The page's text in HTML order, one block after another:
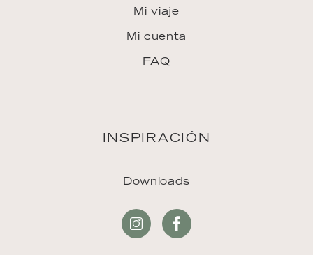
Mi viaje
Mi cuenta
FAQ
INSPIRACIÓN
Downloads